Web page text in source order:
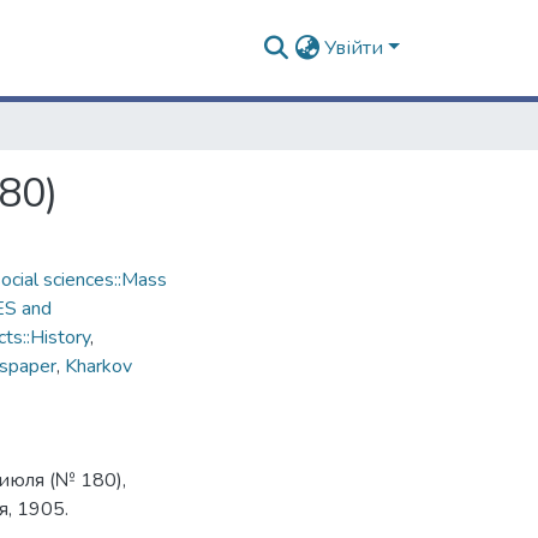
Увійти
sciences::Mass
and
,
, Kharkov
(№ 180),
1905.